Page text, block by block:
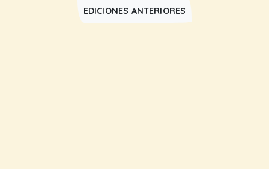
EDICIONES ANTERIORES